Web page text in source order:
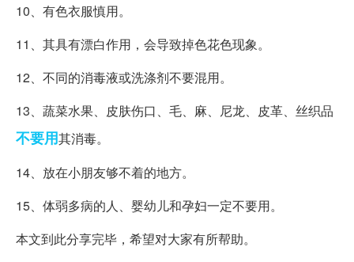
10、有色衣服慎用。
11、其具有漂白作用，会导致掉色花色现象。
12、不同的消毒液或洗涤剂不要混用。
13、蔬菜水果、皮肤伤口、毛、麻、尼龙、皮革、丝织品
不要用其消毒。
14、放在小朋友够不着的地方。
15、体弱多病的人、婴幼儿和孕妇一定不要用。
本文到此分享完毕，希望对大家有所帮助。